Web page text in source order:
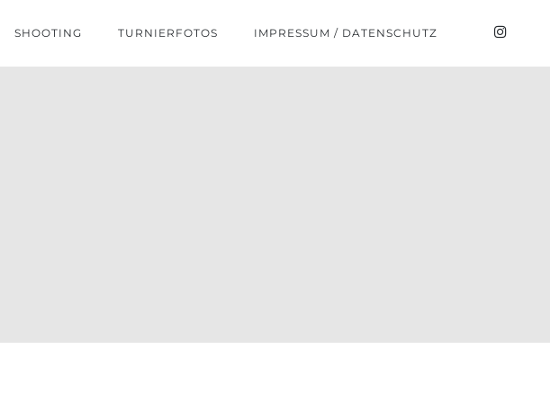
SHOOTING TURNIERFOTOS IMPRESSUM / DATENSCHUTZ